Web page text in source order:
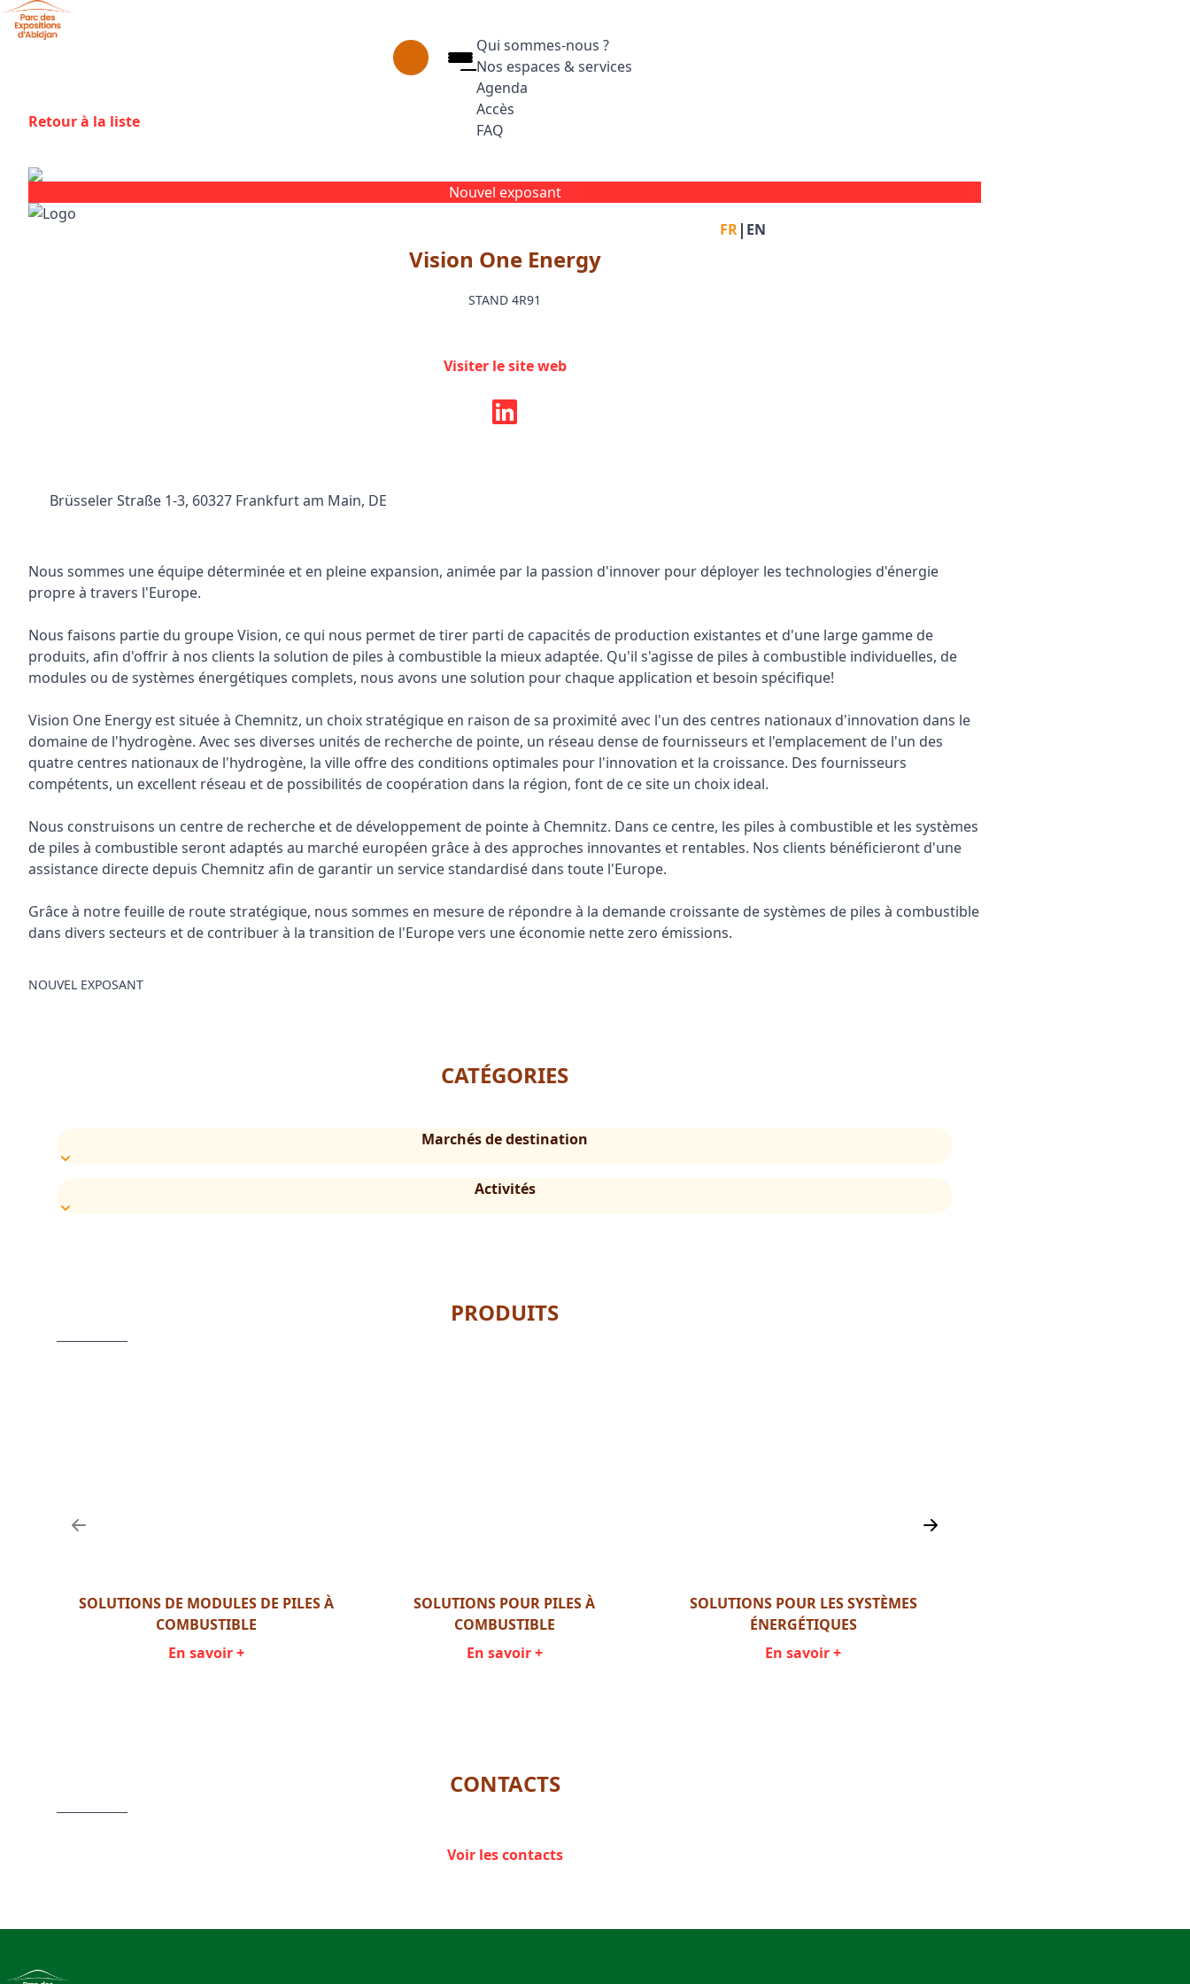
Aller au contenu principal
Qui sommes-nous ?
Nos espaces & services
Agenda
Accès
FAQ
Facebook
Instagram
Linkedin
FR| EN
Retour à la liste
Nouvel exposant
Vision One Energy
STAND 4R91
Visiter le site web
Brüsseler Straße 1-3, 60327 Frankfurt am Main, DE
Nous sommes une équipe déterminée et en pleine expansion, animée par la passion d'innover pour déployer les technologies d'énergie
propre à travers l'Europe.
Nous faisons partie du groupe Vision, ce qui nous permet de tirer parti de capacités de production existantes et d'une large gamme de
produits, afin d'offrir à nos clients la solution de piles à combustible la mieux adaptée. Qu'il s'agisse de piles à combustible individuelles, de
modules ou de systèmes énergétiques complets, nous avons une solution pour chaque application et besoin spécifique!
Vision One Energy est située à Chemnitz, un choix stratégique en raison de sa proximité avec l'un des centres nationaux d'innovation dans le
domaine de l'hydrogène. Avec ses diverses unités de recherche de pointe, un réseau dense de fournisseurs et l'emplacement de l'un des
quatre centres nationaux de l'hydrogène, la ville offre des conditions optimales pour l'innovation et la croissance. Des fournisseurs
compétents, un excellent réseau et de possibilités de coopération dans la région, font de ce site un choix ideal.
Nous construisons un centre de recherche et de développement de pointe à Chemnitz. Dans ce centre, les piles à combustible et les systèmes
de piles à combustible seront adaptés au marché européen grâce à des approches innovantes et rentables. Nos clients bénéficieront d'une
assistance directe depuis Chemnitz afin de garantir un service standardisé dans toute l'Europe.
Grâce à notre feuille de route stratégique, nous sommes en mesure de répondre à la demande croissante de systèmes de piles à combustible
dans divers secteurs et de contribuer à la transition de l'Europe vers une économie nette zero émissions.
NOUVEL EXPOSANT
CATÉGORIES
Marchés de destination
Activités
PRODUITS
SOLUTIONS DE MODULES DE PILES À
COMBUSTIBLE
En savoir +
SOLUTIONS POUR PILES À
COMBUSTIBLE
En savoir +
SOLUTIONS POUR LES SYSTÈMES
ÉNERGÉTIQUES
En savoir +
CONTACTS
Voir les contacts
Panneau de gestion des cookies